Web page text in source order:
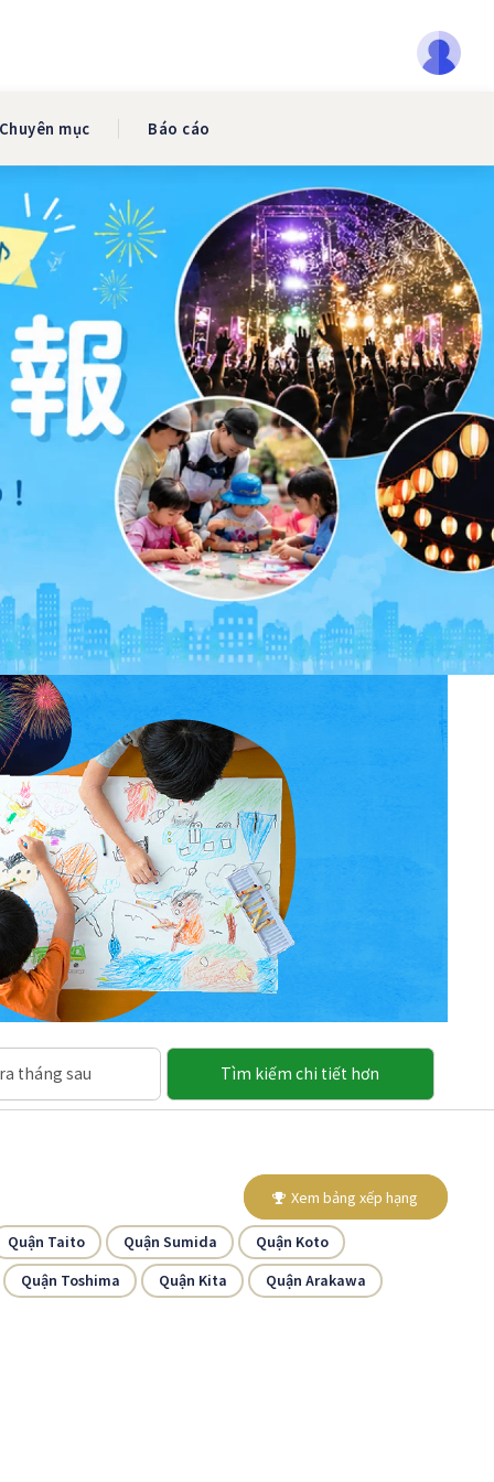
Chuyên mục Báo cáo
tháng sau Tìm kiếm chi tiết hơn
Xem bảng xếp hạng
Quận Taito Quận Sumida
Quận Koto
Quận Toshima Quận Kita
Quận Arakawa